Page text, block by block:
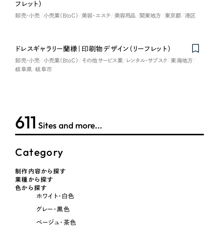
ECサイト（オンラインショップ） （43件）
LP（ランディングページ） （28件）
キャンペーン・プロモーションサイト （12件）
お客様インタビュー
物流・運送
人材サービス
色
ホワイト・白色
グレー・黒色
ベージュ・茶色
611 Sites and more...
Category
制作内容から探す
業種から探す
色から探す
ホワイト・白色
グレー・黒色
ベージュ・茶色
フレット）
卸売・小売 小売業（BtoC） 美容・エステ 美容用品 関東地方 東京都 港区
ドレスギャラリー蘭様｜印刷物デザイン（リーフレット）
卸売・小売 小売業（BtoC） その他サービス業 レンタル・サブスク
東海地方
岐阜県
岐阜市